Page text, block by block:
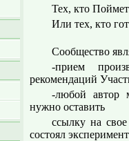
Тех, кто
Или тех, кто
Сообщество
-прием
рекомендаций
-любой автор
нужно оставить
ссылку на
состоял